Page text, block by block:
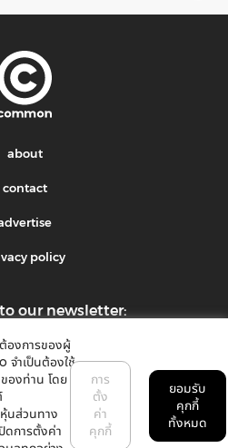
about
contact
policy
our newsletter:
submit
องการของผู้
ำเป็นต้องใช้
องท่าน โดย
นส่วนทาง
ดการตั้งค่า
การ
ตั้ง
ค่า
คุกกี้
ยอมรับ
คุกกี้
ทั้งหมด